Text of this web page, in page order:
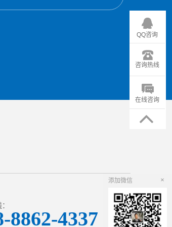
8862-4337
QQ咨询
咨询热线
在线咨询
添加微信 ×